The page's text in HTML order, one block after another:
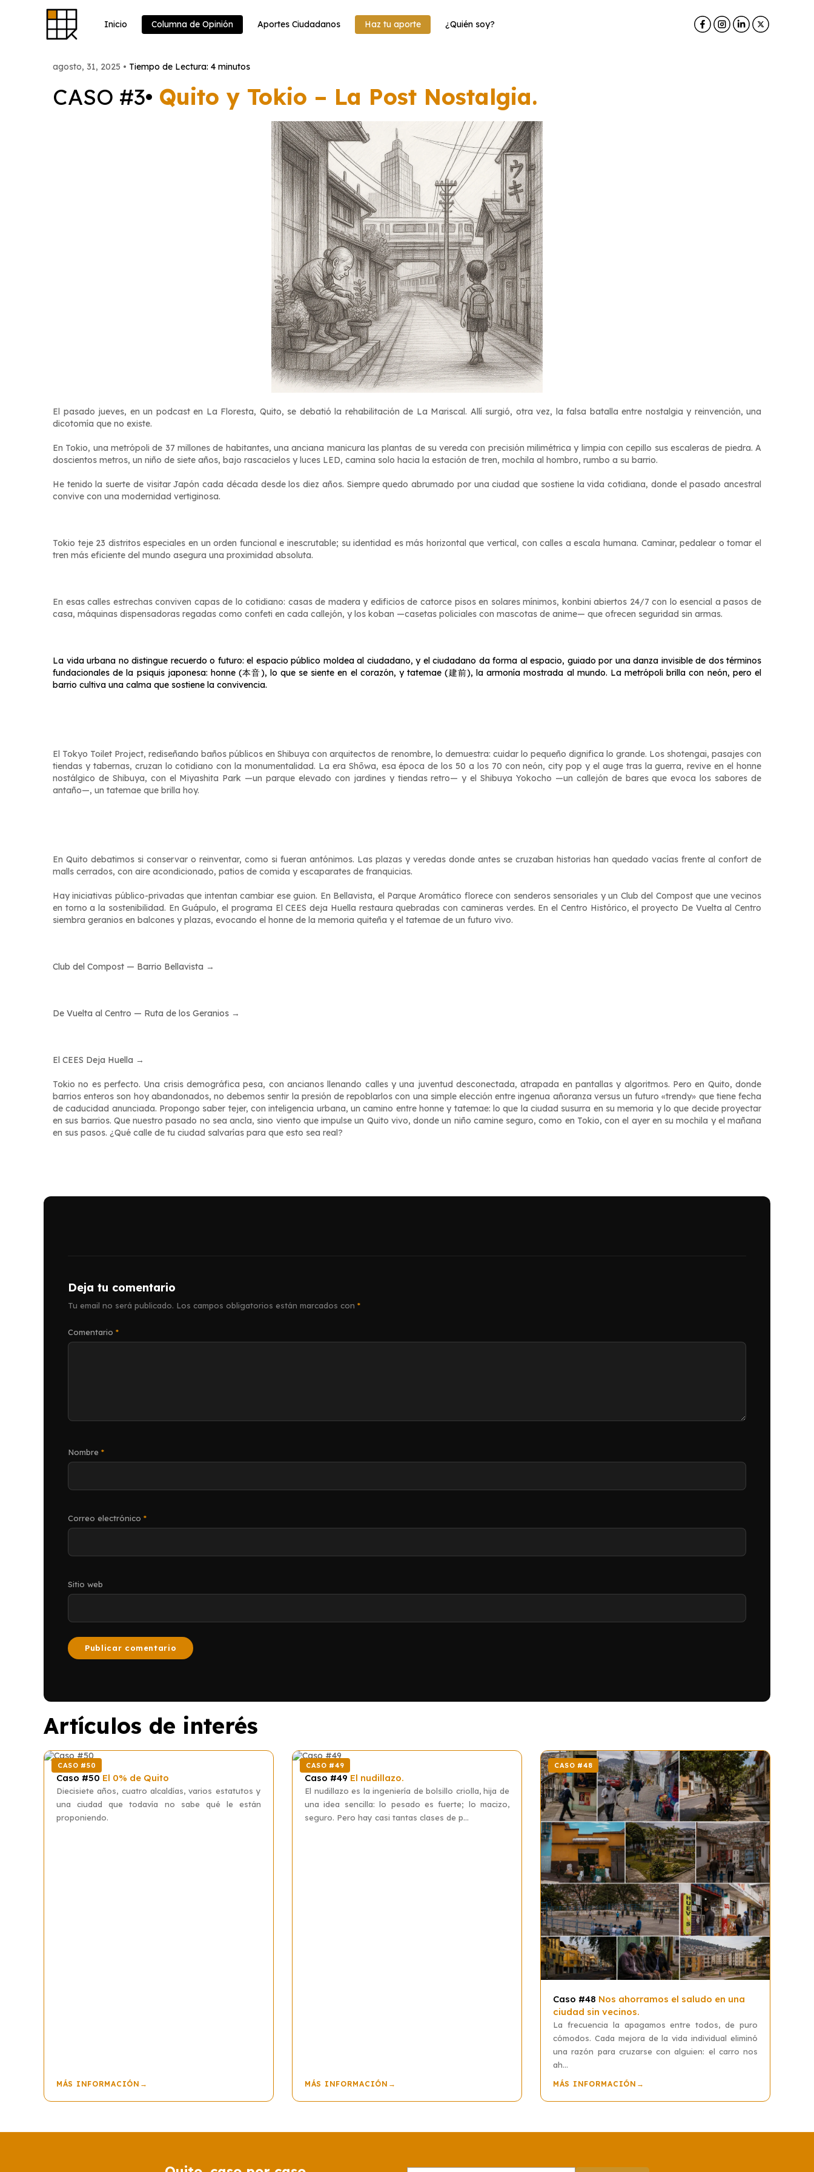
Inicio Columna de Opinión Aportes Ciudadanos Haz tu aporte ¿Quién soy?
agosto, 31, 2025 • Tiempo de Lectura: 4 minutos
CASO #3• Quito y Tokio – La Post Nostalgia.
El pasado jueves, en un podcast en La Floresta, Quito, se debatió la rehabilitación de La Mariscal. Allí surgió, otra vez, la falsa batalla entre nostalgia y reinvención, una
dicotomía que no existe.
En Tokio, una metrópoli de 37 millones de habitantes, una anciana manicura las plantas de su vereda con precisión milimétrica y limpia con cepillo sus escaleras de piedra. A
doscientos metros, un niño de siete años, bajo rascacielos y luces LED, camina solo hacia la estación de tren, mochila al hombro, rumbo a su barrio.
He tenido la suerte de visitar Japón cada década desde los diez años. Siempre quedo abrumado por una ciudad que sostiene la vida cotidiana, donde el pasado ancestral
convive con una modernidad vertiginosa.
Tokio teje 23 distritos especiales en un orden funcional e inescrutable; su identidad es más horizontal que vertical, con calles a escala humana. Caminar, pedalear o tomar el
tren más eficiente del mundo asegura una proximidad absoluta.
En esas calles estrechas conviven capas de lo cotidiano: casas de madera y edificios de catorce pisos en solares mínimos, konbini abiertos 24/7 con lo esencial a pasos de
casa, máquinas dispensadoras regadas como confeti en cada callejón, y los koban —casetas policiales con mascotas de anime— que ofrecen seguridad sin armas.
La vida urbana no distingue recuerdo o futuro: el espacio público moldea al ciudadano, y el ciudadano da forma al espacio, guiado por una danza invisible de dos términos
fundacionales de la psiquis japonesa: honne(本音), lo que se siente en el corazón, ytatemae (建前), la armonía mostrada al mundo. La metrópoli brilla con neón, pero el
barrio cultiva una calma que sostiene la convivencia.
El Tokyo Toilet Project, rediseñando baños públicos en Shibuya con arquitectos de renombre, lo demuestra: cuidar lo pequeño dignifica lo grande. Los shotengai, pasajes con
tiendas y tabernas, cruzan lo cotidiano con la monumentalidad. La era Shōwa, esa época de los 50 a los 70 con neón, city pop y el auge tras la guerra, revive en el honne
nostálgico de Shibuya, con el Miyashita Park —un parque elevado con jardines y tiendas retro— y el Shibuya Yokocho —un callejón de bares que evoca los sabores de
antaño—, un tatemae que brilla hoy.
En Quito debatimos si conservar o reinventar, como si fueran antónimos. Las plazas y veredas donde antes se cruzaban historias han quedado vacías frente al confort de
malls cerrados, con aire acondicionado, patios de comida y escaparates de franquicias.
Hay iniciativas público-privadas que intentan cambiar ese guion. En Bellavista, el Parque Aromático florece con senderos sensoriales y un Club del Compost que une vecinos
en torno a la sostenibilidad. En Guápulo, el programa El CEES deja Huella restaura quebradas con camineras verdes. En el Centro Histórico, el proyecto De Vuelta al Centro
siembra geranios en balcones y plazas, evocando el honne de la memoria quiteña y el tatemae de un futuro vivo.
Club del Compost — Barrio Bellavista →
De Vuelta al Centro — Ruta de los Geranios →
El CEES Deja Huella →
Tokio no es perfecto. Una crisis demográfica pesa, con ancianos llenando calles y una juventud desconectada, atrapada en pantallas y algoritmos. Pero en Quito, donde
barrios enteros son hoy abandonados, no debemos sentir la presión de repoblarlos con una simple elección entre ingenua añoranza versus un futuro «trendy» que tiene fecha
de caducidad anunciada. Propongo saber tejer, con inteligencia urbana, un camino entre honne y tatemae: lo que la ciudad susurra en su memoria y lo que decide proyectar
en sus barrios. Que nuestro pasado no sea ancla, sino viento que impulse un Quito vivo, donde un niño camine seguro, como en Tokio, con el ayer en su mochila y el mañana
en sus pasos. ¿Qué calle de tu ciudad salvarías para que esto sea real?
Deja tu comentario
Tu email no será publicado. Los campos obligatorios están marcados con *
Comentario *
Nombre *
Correo electrónico *
Sitio web
Artículos de interés
CASO #50
Caso #50 El 0% de Quito
Diecisiete años, cuatro alcaldías, varios estatutos y
una ciudad que todavía no sabe qué le están
proponiendo.
MÁS INFORMACIÓN →
CASO #49
Caso #49 El nudillazo.
El nudillazo es la ingeniería de bolsillo criolla, hija de
una idea sencilla: lo pesado es fuerte; lo macizo,
seguro. Pero hay casi tantas clases de p...
MÁS INFORMACIÓN →
CASO #48
Caso #48 Nos ahorramos el saludo en una
ciudad sin vecinos.
La frecuencia la apagamos entre todos, de puro
cómodos. Cada mejora de la vida individual eliminó
una razón para cruzarse con alguien: el carro nos
ah...
MÁS INFORMACIÓN →